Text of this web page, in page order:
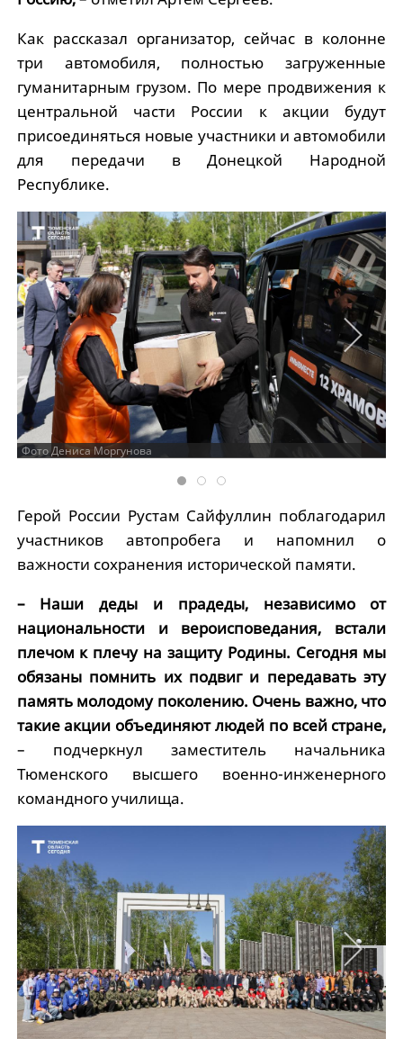
Как рассказал организатор, сейчас в колонне
три автомобиля, полностью загруженные
гуманитарным грузом. По мере продвижения к
центральной части России к акции будут
присоединяться новые участники и автомобили
для передачи в Донецкой Народной
Республике.
Фото Дениса Моргунова
Герой России Рустам Сайфуллин поблагодарил
участников автопробега и напомнил о
важности сохранения исторической памяти.
– Наши деды и прадеды, независимо от
национальности и вероисповедания, встали
плечом к плечу на защиту Родины. Сегодня мы
обязаны помнить их подвиг и передавать эту
память молодому поколению. Очень важно, что
такие акции объединяют людей по всей стране,
– подчеркнул заместитель начальника
Тюменского высшего военно-инженерного
командного училища.